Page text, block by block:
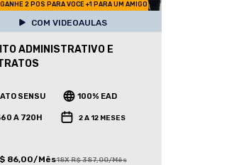
GANHE 2 POS PARA VOCE +1 PARA UM AMIGO
COM VIDEOAULAS
ADMINISTRATIVO E
SENSU 100% EAD
A 720H 2 A 12 MESES
86,00/Mês18X R$ 387,00/Mês